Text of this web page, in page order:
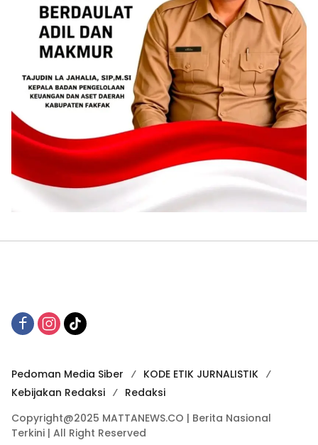
Pedoman Media Siber
KODE ETIK JURNALISTIK
Kebijakan Redaksi
Redaksi
Copyright@2025 MATTANEWS.CO | Berita Nasional
Terkini | All Right Reserved